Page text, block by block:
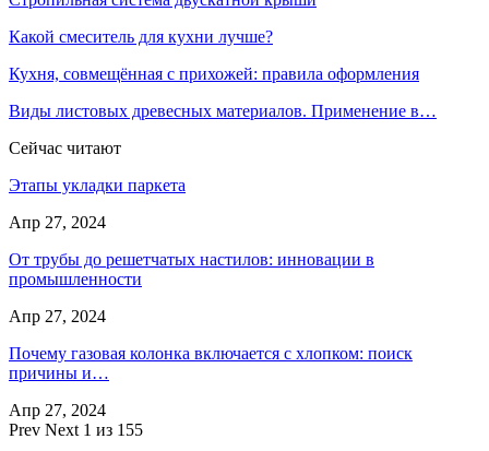
Какой смеситель для кухни лучше?
Кухня, совмещённая с прихожей: правила оформления
Виды листовых древесных материалов. Применение в…
Сейчас читают
Этапы укладки паркета
Апр 27, 2024
От трубы до решетчатых настилов: инновации в
промышленности
Апр 27, 2024
Почему газовая колонка включается с хлопком: поиск
причины и…
Апр 27, 2024
Prev Next 1 из 155